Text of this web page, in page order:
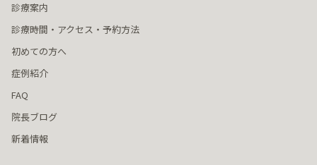
診療案内
診療時間・アクセス・予約方法
初めての方へ
症例紹介
FAQ
院長ブログ
新着情報